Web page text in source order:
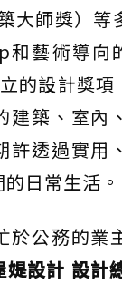
大師獎）等
和藝術導向
的設計獎項
建築、室內
許透過實用
日常生活。
於公務的業
媞設計 設計